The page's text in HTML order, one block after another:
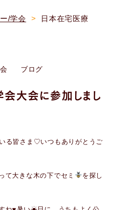
/学会
日本在宅医療
ブログ
大会に参加しまし
る皆さま♡いつもありがとうご
て大きな木の下でセミ
を探し